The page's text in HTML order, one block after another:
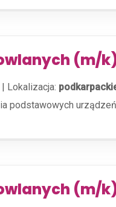
(m/
| Lokalizacja:
podstawowych
(m/